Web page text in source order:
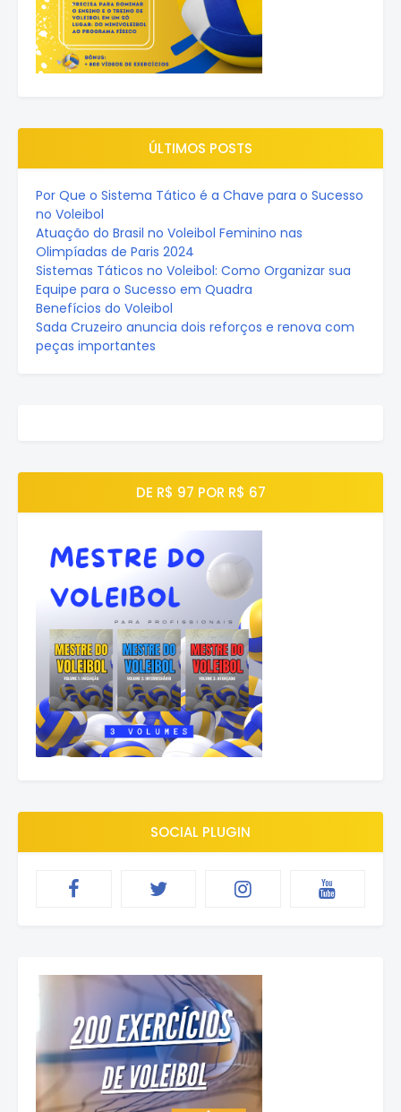
ÚLTIMOS POSTS
Por Que o Sistema Tático é a Chave para o Sucesso
no Voleibol
Atuação do Brasil no Voleibol Feminino nas
Olimpíadas de Paris 2024
Sistemas Táticos no Voleibol: Como Organizar sua
Equipe para o Sucesso em Quadra
Benefícios do Voleibol
Sada Cruzeiro anuncia dois reforços e renova com
peças importantes
DE R$ 97 POR R$ 67
SOCIAL PLUGIN